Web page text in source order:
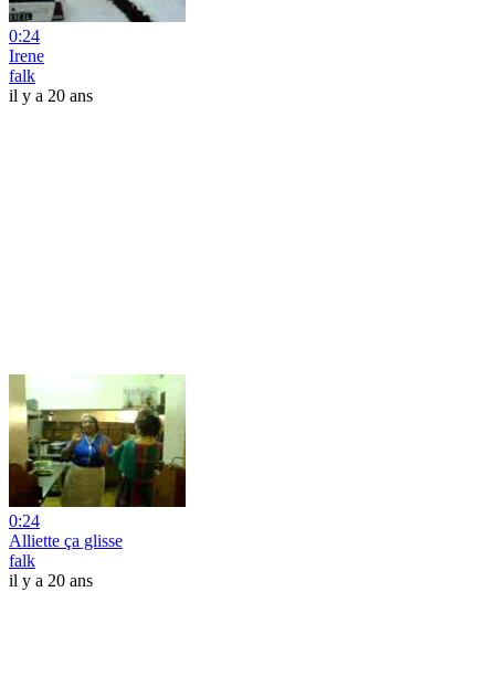
0:24
Irene
falk
il y a 20 ans
0:24
Alliette ça glisse
falk
il y a 20 ans